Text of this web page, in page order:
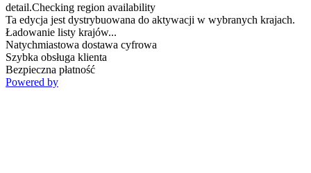
detail.Checking region availability
Ta edycja jest dystrybuowana do aktywacji w wybranych krajach.
Ładowanie listy krajów...
Natychmiastowa dostawa cyfrowa
Szybka obsługa klienta
Bezpieczna płatność
Powered by